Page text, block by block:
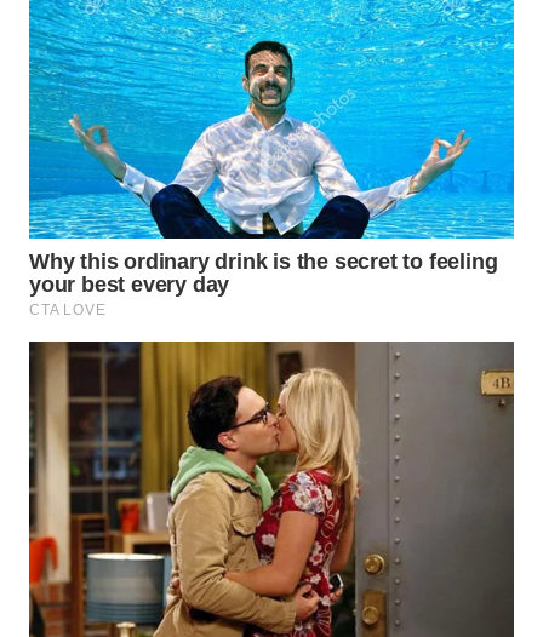
Wahana
Media
Group
WAHANA
NEWS
TANI
WAHANA
ADVOKAT
WAHANA
INFRASTRUKTUR
WAHANA
KONSUMEN
WAHANA
LISTRIK